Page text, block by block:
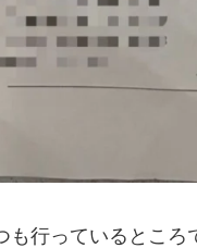
も行っているところ